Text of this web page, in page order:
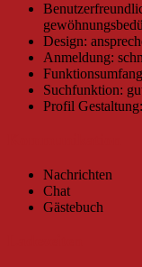
Design:
Anmeldung:
Suchfunktion:
Profil
Nachrichten
Chat
Gästebuch